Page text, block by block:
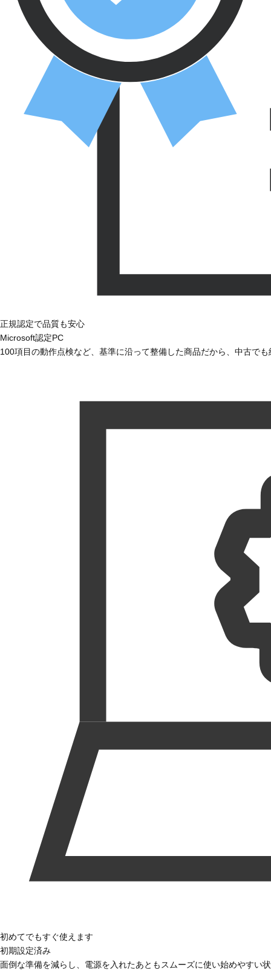
正規認定で品質も安心
Microsoft認定PC
100項目の動作点検など、基準に沿って整備した商品だから、中古で
初めてでもすぐ使えます
初期設定済み
面倒な準備を減らし、電源を入れたあともスムーズに使い始めやすい